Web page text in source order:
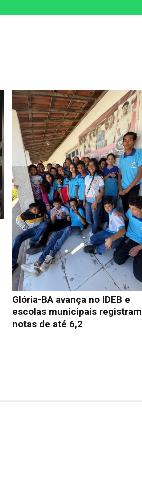
Glória-BA avança no IDEB e
escolas municipais registram
notas de até 6,2